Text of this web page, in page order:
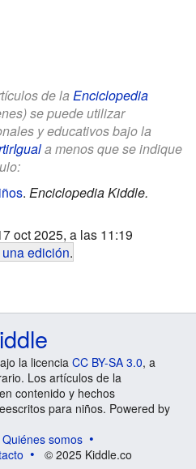
de la Enciclopedia
se puede utilizar
y educativos bajo la
a menos que se indique
. Enciclopedia Kiddle.
oct 2025, a las 11:19
edición.
la licencia CC BY-SA 3.0, a
Los artículos de la
contenido y hechos
para niños. Powered by
Quiénes somos
© 2025 Kiddle.co